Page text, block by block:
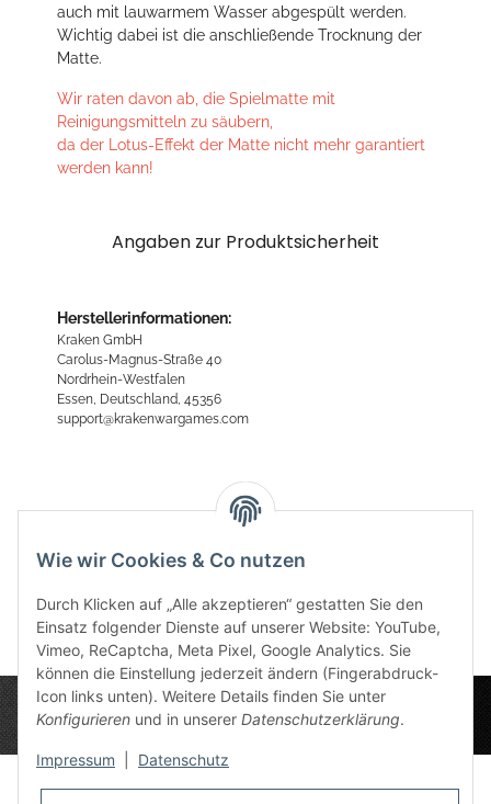
auch mit lauwarmem Wasser abgespült werden.
Wichtig dabei ist die anschließende Trocknung der
Matte.
Wir raten davon ab, die Spielmatte mit
Reinigungsmitteln zu säubern,
da der Lotus-Effekt der Matte nicht mehr garantiert
werden kann!
Angaben zur Produktsicherheit
Herstellerinformationen:
Kraken GmbH
Carolus-Magnus-Straße 40
Nordrhein-Westfalen
Essen, Deutschland, 45356
support@krakenwargames.com
Wie wir Cookies & Co nutzen
Durch Klicken auf „Alle akzeptieren“ gestatten Sie den
Einsatz folgender Dienste auf unserer Website: YouTube,
Vimeo, ReCaptcha, Meta Pixel, Google Analytics. Sie
können die Einstellung jederzeit ändern (Fingerabdruck-
Icon links unten). Weitere Details finden Sie unter
Konfigurieren und in unserer Datenschutzerklärung.
Impressum Datenschutz